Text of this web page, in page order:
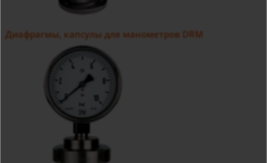
Диафрагмы, капсулы для манометров DRM